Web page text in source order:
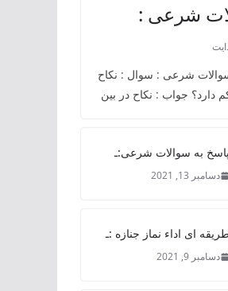
شرعی :
به سوالات شرعی : سوال : نکاح
دارد؟ جواب : نکاح در بین
پاسخ به سوالات شرعی:ـ
دسامبر 13, 2021
ای اداء نماز جنازه :ـ
دسامبر 9, 2021